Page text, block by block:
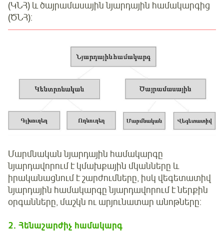
(ԿՆՀ) և ծայրամասային նյարդային համակարգից
(ԾՆՀ):
Մարմնական նյարդային համակարգը
նյարդավորում է կմախքային մկանները և
իրականացնում է շարժումները, իսկ վեգետատիվ
նյարդային համակարգը նյարդավորում է ներքին
օրգանները, մաշկն ու արյունատար անոթները:
2. Հենաշարժիչ համակարգ